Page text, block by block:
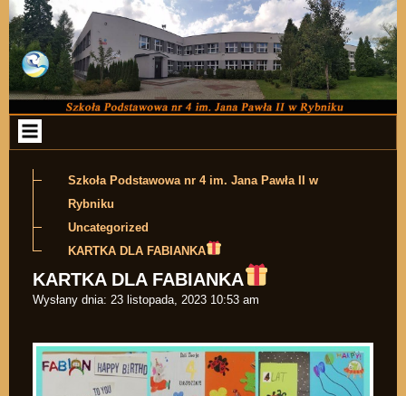
Przejdź do zawartości
Szkoła Podstawowa nr 4 im. Jana Pawła II w
Rybniku
Uncategorized
KARTKA DLA FABIANKA
KARTKA DLA FABIANKA
Wysłany dnia: 23 listopada, 2023 10:53 am